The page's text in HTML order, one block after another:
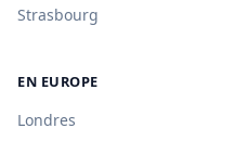
Strasbourg
EN EUROPE
Londres